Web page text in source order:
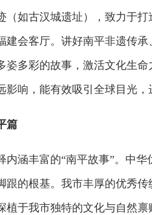
（如古汉城遗址），致力于
会客厅。讲好南平非遗传承
姿多彩的故事，激活文化生
响，能有效吸引全球目光，
篇
内涵丰富的“南平故事”。中
跟的根基。我市丰厚的优秀
植于我市独特的文化与自然